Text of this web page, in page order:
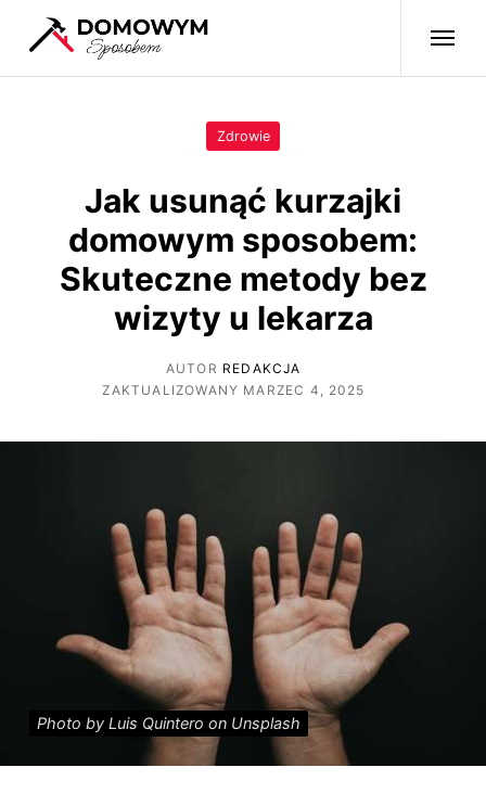
Zdrowie
Jak usunąć kurzajki
domowym sposobem:
Skuteczne metody bez
wizyty u lekarza
AUTOR REDAKCJA
ZAKTUALIZOWANY MARZEC 4, 2025
Photo by Luis Quintero on Unsplash